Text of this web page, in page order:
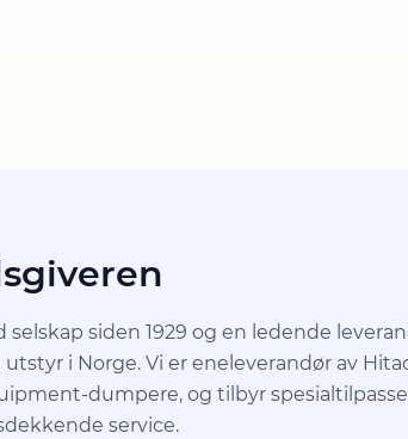
selskap siden 1929 og en ledende
i Norge. Vi er eneleverandør av
dumpere, og tilbyr
service.